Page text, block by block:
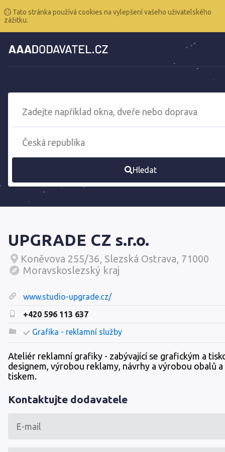
Tato stránka používá cookies na vylepšení vašeho uživatelského
zážitku.
Hledat
UPGRADE CZ s.r.o.
Koněvova 255/36, Slezská Ostrava, 71000
Moravskoslezský kraj
www.studio-upgrade.cz/
+420 596 113 637
Grafika - reklamní služby
Ateliér reklamní grafiky - zabývající se grafickým a
designem, výrobou reklamy, návrhy a výrobou obalů
tiskem.
Kontaktujte dodavatele